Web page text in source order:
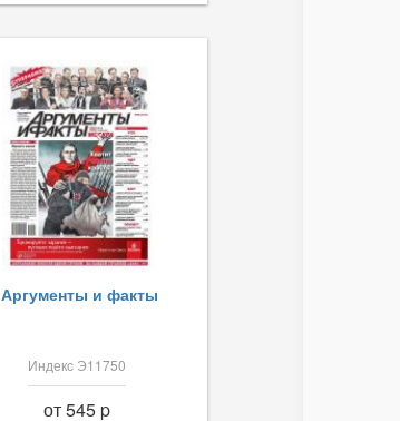
Аргументы и факты
Индекс Э11750
от 545 p